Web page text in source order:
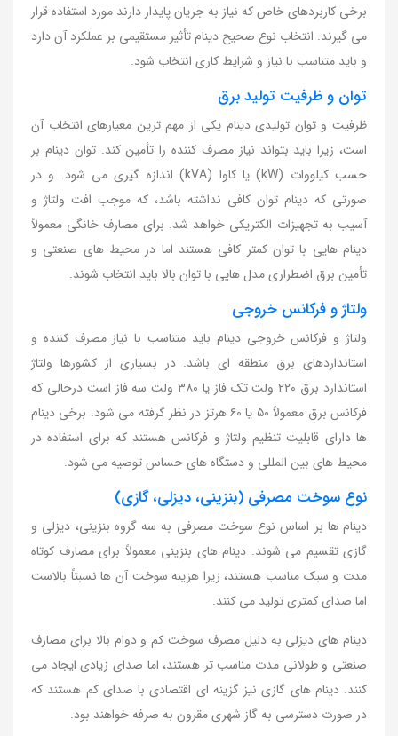
برخی کاربردهای خاص که نیاز به جریان پایدار دارند مورد استفاده قرار
می گیرند. انتخاب نوع صحیح دینام تأثیر مستقیمی بر عملکرد آن دارد
و باید متناسب با نیاز و شرایط کاری انتخاب شود.
توان و ظرفیت تولید برق
ظرفیت و توان تولیدی دینام یکی از مهم ترین معیارهای انتخاب آن
است، زیرا باید بتواند نیاز مصرف کننده را تأمین کند. توان دینام بر
حسب کیلووات (kW) یا کاوا (kVA) اندازه گیری می شود. و در
صورتی که دینام توان کافی نداشته باشد، که موجب افت ولتاژ و
آسیب به تجهیزات الکتریکی خواهد شد. برای مصارف خانگی معمولاً
دینام هایی با توان کمتر کافی هستند اما در محیط های صنعتی و
تأمین برق اضطراری مدل هایی با توان بالا باید انتخاب شوند.
ولتاژ و فرکانس خروجی
ولتاژ و فرکانس خروجی دینام باید متناسب با نیاز مصرف کننده و
استانداردهای برق منطقه ای باشد. در بسیاری از کشورها ولتاژ
استاندارد برق ۲۲۰ ولت تک فاز یا ۳۸۰ ولت سه فاز است درحالی که
فرکانس برق معمولاً ۵۰ یا ۶۰ هرتز در نظر گرفته می شود. برخی دینام
ها دارای قابلیت تنظیم ولتاژ و فرکانس هستند که برای استفاده در
محیط های بین المللی و دستگاه های حساس توصیه می شود.
نوع سوخت مصرفی (بنزینی، دیزلی، گازی)
دینام ها بر اساس نوع سوخت مصرفی به سه گروه بنزینی، دیزلی و
گازی تقسیم می شوند. دینام های بنزینی معمولاً برای مصارف کوتاه
مدت و سبک مناسب هستند، زیرا هزینه سوخت آن ها نسبتاً بالاست
اما صدای کمتری تولید می کنند.
دینام های دیزلی به دلیل مصرف سوخت کم و دوام بالا برای مصارف
صنعتی و طولانی مدت مناسب تر هستند، اما صدای زیادی ایجاد می
کنند. دینام های گازی نیز گزینه ای اقتصادی با صدای کم هستند که
در صورت دسترسی به گاز شهری مقرون به صرفه خواهند بود.